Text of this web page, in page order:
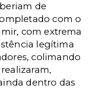
de
com o
com extrema
legítima
colimando
dentro das